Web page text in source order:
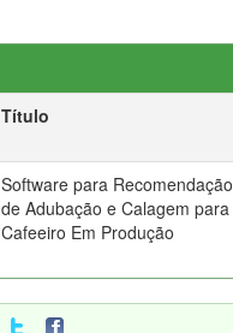
Título
Software para Recomendação
de Adubação e Calagem para
Cafeeiro Em Produção